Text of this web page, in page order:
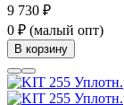
9 730 ₽
0 ₽ (малый опт)
В корзину